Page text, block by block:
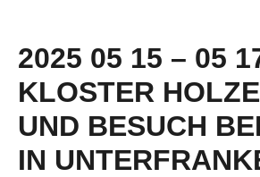
2025 05 15 – 05
KLOSTER
UND BESUCH
IN